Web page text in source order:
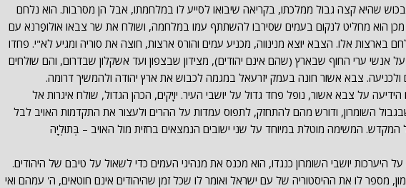
שהיא קצה גבול ממלכתו, בקריאה שיבואו לסייע לו במלחמתו, אבל הן מסרבות. הוא נלחם
הוא מחליט לנקום בעמים שסירבו להשתתף עמו במלחמה, ושולח את שר צבאו אולופַרנא עם
בארצות אלו. הצבא יוצא מנינווה, מכניע עמים והורס ארצות, חוצה את סוריה ומגיע לא"י. פחדו
אנשי ערי החוף שבארץ (שהם אינם יהודים), מצידון שבצפון ועד אשקלון שבדרום, והם שולחים
ולכניעה. צבא אשור חונה בעמק יזרעאל במגמה לכבוש את ארץ יהודה ולהמשיך דרומה.
על צבא אשור, נופל פחד גדול על יושבי העיר. יויָקים, הכהן הגדול, שולח איגרות אל
שבגבול השומרון, ודורש מהם להתחזק, לתפוס עמדות על ההרים ולעצור את התקדמות האויב לבל
המקדש. המשימה מוטלת במיוחד על שני ישובים הנמצאים בחזית מול האויב – בְּתוּלְיָה
היערכות יושבי השומרון כנגדו, הוא מכנס את מנהיגי העמים כדי לשאול על טיבם של היהודים.
מספר לו את ההיסטוריה של עם ישראל ואומר לו שכל זמן שהיהודים אינם חוטאים, ה' עמהם ואי